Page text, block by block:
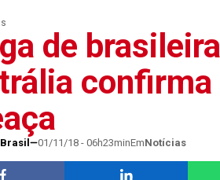
de
confirma
01/11/18 - 06h23minEmNotícias